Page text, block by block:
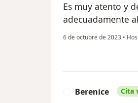
Es muy atento y
adecuadamente
6 de octubre de 2023 •
Berenice Cita